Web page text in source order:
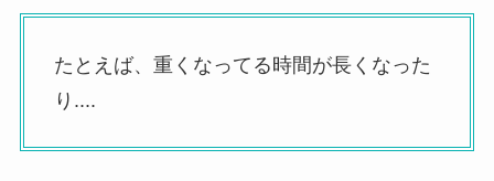
たとえば、重くなってる時間が長くなった
り....